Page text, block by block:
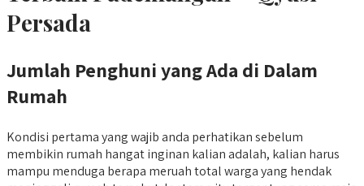
Persada
Jumlah Penghuni yang Ada di Dalam
Rumah
Kondisi pertama yang wajib anda perhatikan sebelum
membikin rumah hangat inginan kalian adalah, kalian harus
mampu menduga berapa meruah total warga yang hendak